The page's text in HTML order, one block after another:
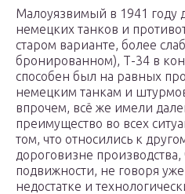
Малоуязвимый в 1941 году
немецких танков и
старом варианте, более
бронированном), Т-34 в
способен был на равных
немецким танкам и
впрочем, всё же имели
преимущество во всех
том, что относились к
дороговизне
подвижности, не говоря
недостатке и